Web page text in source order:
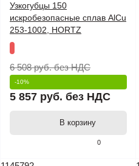
0
Узкогубцы 150
искробезопасные сплав AlCu
253-1002, HORTZ
6 508 руб.без НДС
-10%
5 857 руб. без НДС
В корзину